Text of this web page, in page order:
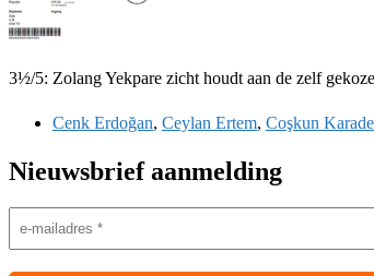
3½/5: Zolang Yekpare zicht houdt aan de zelf
Cenk Erdoğan, Ceylan Ertem, Coşkun
Nieuwsbrief aanmelding